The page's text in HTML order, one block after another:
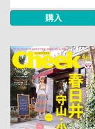
購入